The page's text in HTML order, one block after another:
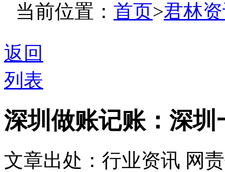
当前位置： 首页>君林
返回
列表
深圳做账记账：深
文章出处：行业资讯 网